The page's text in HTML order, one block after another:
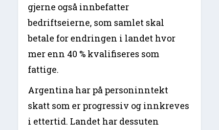
gjerne også innbefatter
bedriftseierne, som samlet skal
betale for endringen i landet hvor
mer enn 40 % kvalifiseres som
fattige.
Argentina har på personinntekt
skatt som er progressiv og innkreves
i ettertid. Landet har dessuten